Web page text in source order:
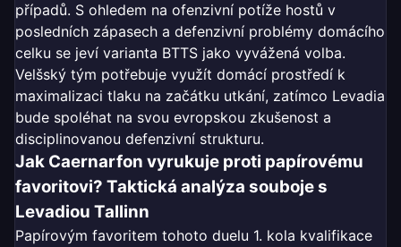
případů. S ohledem na ofenzivní potíže hostů v
posledních zápasech a defenzivní problémy domácího
celku se jeví varianta BTTS jako vyvážená volba.
Velšský tým potřebuje využít domácí prostředí k
maximalizaci tlaku na začátku utkání, zatímco Levadia
bude spoléhat na svou evropskou zkušenost a
disciplinovanou defenzivní strukturu.
Jak Caernarfon vyrukuje proti papírovému
favoritovi? Taktická analýza souboje s
Levadiou Tallinn
Papírovým favoritem tohoto duelu 1. kola kvalifikace